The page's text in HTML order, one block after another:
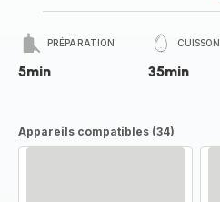
PRÉPARATION
5min
CUISSON
35min
Appareils compatibles (34)